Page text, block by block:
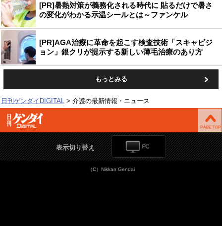
[PR]暑熱対策が義務化される時代に 貼るだけで暑さ
の変化がわかる示温シールとは～ファンケル
[PR]AGA治療に革命を起こす検査技術「スキャビジ
ョン」銀クリが提示する新しい薄毛治療のあり方
もっとみる
日刊ゲンダイDIGITAL 介護の最新情報・ニュース
表示切り替え
（C）Nikkan Gendai